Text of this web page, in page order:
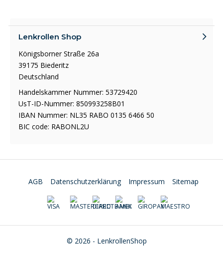
Lenkrollen Shop
Königsborner Straße 26a
39175 Biederitz
Deutschland
Handelskammer Nummer: 53729420
UsT-ID-Nummer: 850993258B01
IBAN Nummer: NL35 RABO 0135 6466 50
BIC code: RABONL2U
© 2026 - LenkrollenShop
AGB Datenschutzerklärung Impressum Sitemap